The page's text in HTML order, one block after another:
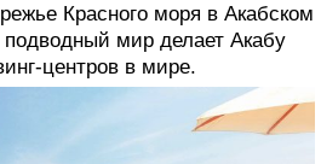
Красного моря в Акабском
мир делает Акабу
центров в мире.